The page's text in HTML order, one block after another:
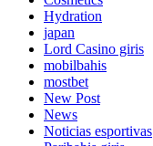
Hydration
japan
Lord Сasino giris
mobilbahis
mostbet
New Post
News
Noticias esportivas